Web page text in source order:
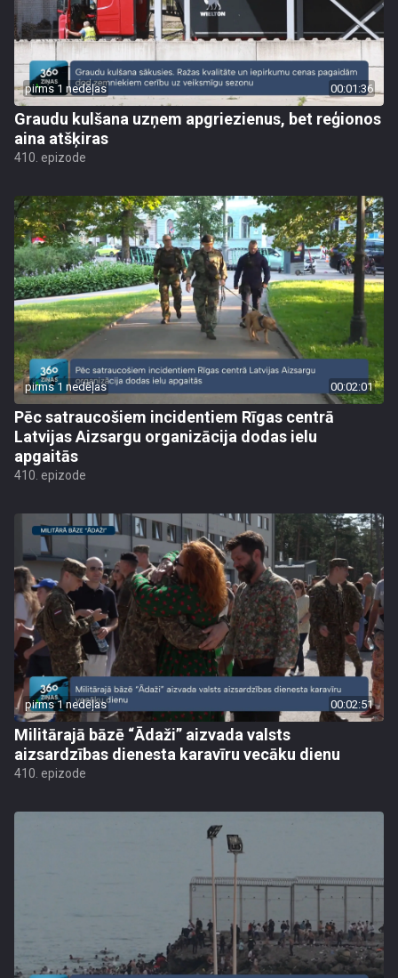
pirms 1 nedēļas 00:01:36
Graudu kulšana uzņem apgriezienus, bet reģionos
aina atšķiras
410. epizode
pirms 1 nedēļas 00:02:01
Pēc satraucošiem incidentiem Rīgas centrā
Latvijas Aizsargu organizācija dodas ielu
apgaitās
410. epizode
pirms 1 nedēļas 00:02:51
Militārajā bāzē “Ādaži” aizvada valsts
aizsardzības dienesta karavīru vecāku dienu
410. epizode